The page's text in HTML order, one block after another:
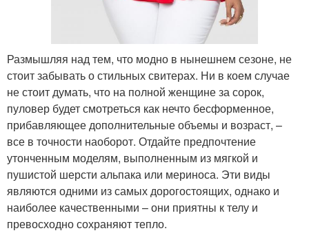
Размышляя над тем, что модно в нынешнем сезоне, не
стоит забывать о стильных свитерах. Ни в коем случае
не стоит думать, что на полной женщине за сорок,
пуловер будет смотреться как нечто бесформенное,
прибавляющее дополнительные объемы и возраст, –
все в точности наоборот. Отдайте предпочтение
утонченным моделям, выполненным из мягкой и
пушистой шерсти альпака или мериноса. Эти виды
являются одними из самых дорогостоящих, однако и
наиболее качественными – они приятны к телу и
превосходно сохраняют тепло.